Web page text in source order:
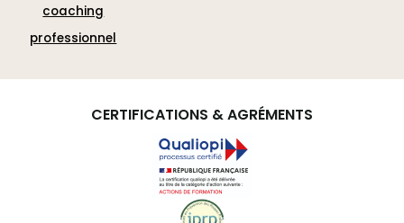
coaching
professionnel
CERTIFICATIONS & AGRÉMENTS